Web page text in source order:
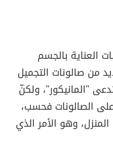
العناية بالجسم
من صالونات التجميل
"المانيكور"، ولكنّ
على الصالونات فحسب،
وهو الأمر الذي